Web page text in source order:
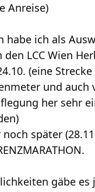
Anreise)
habe ich als
den LCC Wien
(eine
und auch
her sehr
noch später
gäbe es